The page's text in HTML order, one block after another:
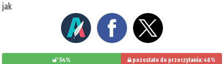
jak
54% pozostało do przeczytania: 46%